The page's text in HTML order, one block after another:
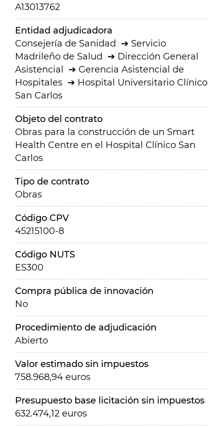
A13013762
Entidad adjudicadora
Consejería de Sanidad
Servicio
Madrileño de Salud
Dirección General
Asistencial
Gerencia Asistencial de
Hospitales
Hospital Universitario Clínico
San Carlos
Objeto del contrato
Obras para la construcción de un Smart
Health Centre en el Hospital Clínico San
Carlos
Tipo de contrato
Obras
Código CPV
45215100-8
Código NUTS
ES300
Compra pública de innovación
No
Procedimiento de adjudicación
Abierto
Valor estimado sin impuestos
758.968,94 euros
Presupuesto base licitación sin impuestos
632.474,12 euros